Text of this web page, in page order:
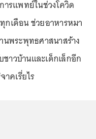
รแพทย์ในช่วงโควิด
เดือน ช่วยอาหารหมา
พระพุทธศาสนาสร้าง
าวบ้านและเด็กเล็กอีก
คเรี่ยไร